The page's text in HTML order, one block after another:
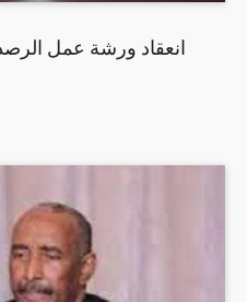
انعقاد ورشة عمل الرصد